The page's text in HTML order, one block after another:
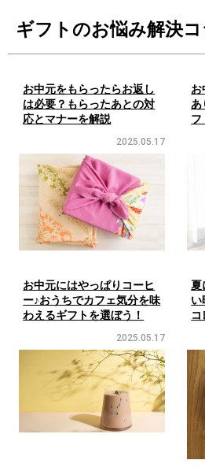
ギフトのお悩み解決
お中元をもらったらお返し
は必要？もらったあとの対
応とマナーを解説
2025.05.17
お
あ
フ
お中元にはやっぱりコーヒ
ー♪おうちでカフェ気分を味
わえるギフトを選ぼう！
2025.05.17
夏
い
コ